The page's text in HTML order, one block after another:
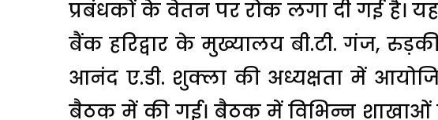
प्रबंधकों के वेतन पर रोक लगा दी गई है।
बैंक हरिद्वार के मुख्यालय बी.टी. गंज,
आनंद ए.डी. शुक्ला की अध्यक्षता में
बैठक में की गई। बैठक में विभिन्न शाखाओं